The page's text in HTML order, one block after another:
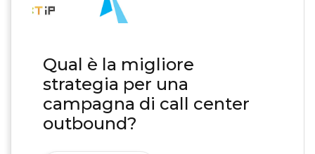
Qual è la migliore
strategia per una
campagna di call center
outbound?